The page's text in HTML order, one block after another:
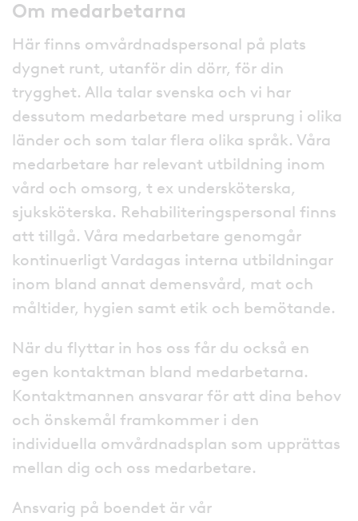
Om medarbetarna
Här finns omvårdnadspersonal på plats
dygnet runt, utanför din dörr, för din
trygghet. Alla talar svenska och vi har
dessutom medarbetare med ursprung i olika
länder och som talar flera olika språk. Våra
medarbetare har relevant utbildning inom
vård och omsorg, t ex undersköterska,
sjuksköterska. Rehabiliteringspersonal finns
att tillgå. Våra medarbetare genomgår
kontinuerligt Vardagas interna utbildningar
inom bland annat demensvård, mat och
måltider, hygien samt etik och bemötande.
När du flyttar in hos oss får du också en
egen kontaktman bland medarbetarna.
Kontaktmannen ansvarar för att dina behov
och önskemål framkommer i den
individuella omvårdnadsplan som upprättas
mellan dig och oss medarbetare.
Ansvarig på boendet är vår